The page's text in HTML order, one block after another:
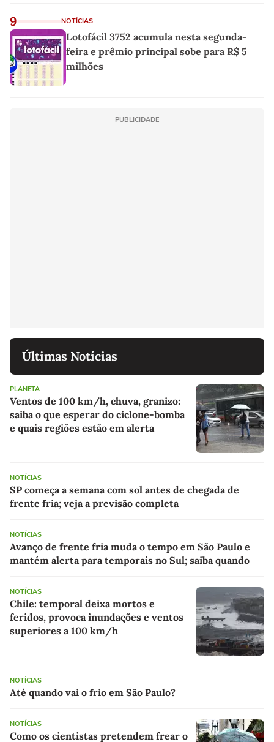
9 NOTÍCIAS
Lotofácil 3752 acumula nesta segunda-
feira e prêmio principal sobe para R$ 5
milhões
PUBLICIDADE
Últimas Notícias
PLANETA
Ventos de 100 km/h, chuva, granizo:
saiba o que esperar do ciclone-bomba
e quais regiões estão em alerta
NOTÍCIAS
SP começa a semana com sol antes de chegada de
frente fria; veja a previsão completa
NOTÍCIAS
Avanço de frente fria muda o tempo em São Paulo e
mantém alerta para temporais no Sul; saiba quando
NOTÍCIAS
Chile: temporal deixa mortos e
feridos, provoca inundações e ventos
superiores a 100 km/h
NOTÍCIAS
Até quando vai o frio em São Paulo?
NOTÍCIAS
Como os cientistas pretendem frear o